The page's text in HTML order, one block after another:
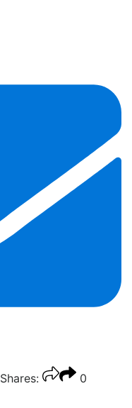
Shares:
0